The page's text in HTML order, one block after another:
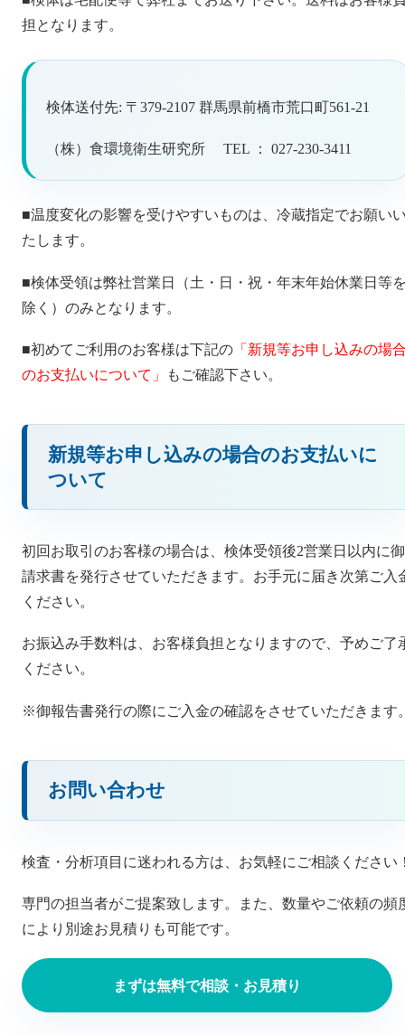
担となります。
検体送付先: 〒379-2107 群馬県前橋市荒口町561-21
（株）食環境衛生研究所 TEL ： 027-230-3411
■温度変化の影響を受けやすいものは、冷蔵指定でお願い
たします。
■検体受領は弊社営業日（土・日・祝・年末年始休業日等
除く）のみとなります。
■初めてご利用のお客様は下記の 「新規等お申し込みの場
のお支払いについて」
もご確認下さい。
新規等お申し込みの場合のお支払いに
ついて
初回お取引のお客様の場合は、検体受領後2営業日以内に御
請求書を発行させていただきます。お手元に届き次第ご入
ください。
お振込み手数料は、お客様負担となりますので、予めご了
ください。
※御報告書発行の際にご入金の確認をさせていただきます
お問い合わせ
検査・分析項目に迷われる方は、お気軽にご相談ください
専門の担当者がご提案致します。また、数量やご依頼の頻
により別途お見積りも可能です。
まずは無料で相談・お見積り